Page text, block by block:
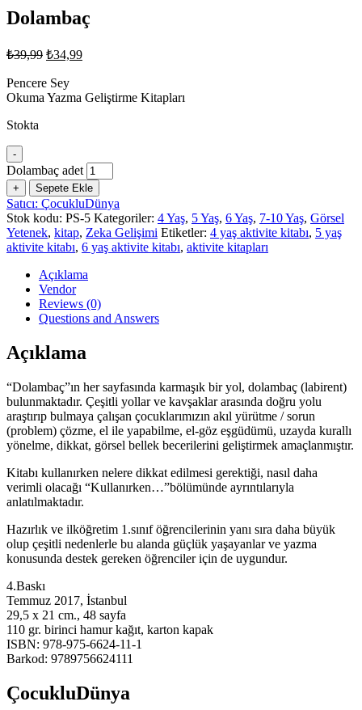
Dolambaç
₺39,99 ₺34,99
Pencere Sey
Okuma Yazma Geliştirme Kitapları
Stokta
-
Dolambaç adet
+ Sepete Ekle
Satıcı: ÇocukluDünya
Stok kodu: PS-5 Kategoriler: 4 Yaş, 5 Yaş, 6 Yaş, 7-10 Yaş, Görsel
Yetenek, kitap, Zeka Gelişimi Etiketler: 4 yaş aktivite kitabı, 5 yaş
aktivite kitabı, 6 yaş aktivite kitabı, aktivite kitapları
Açıklama
Vendor
Reviews (0)
Questions and Answers
Açıklama
“Dolambaç”ın her sayfasında karmaşık bir yol, dolambaç (labirent)
bulunmaktadır. Çeşitli yollar ve kavşaklar arasında doğru yolu
araştırıp bulmaya çalışan çocuklarımızın akıl yürütme / sorun
(problem) çözme, el ile yapabilme, el-göz eşgüdümü, uzayda kurallı
yönelme, dikkat, görsel bellek becerilerini geliştirmek amaçlanmıştır.
Kitabı kullanırken nelere dikkat edilmesi gerektiği, nasıl daha
verimli olacağı “Kullanırken…”bölümünde ayrıntılarıyla
anlatılmaktadır.
Hazırlık ve ilköğretim 1.sınıf öğrencilerinin yanı sıra daha büyük
olup çeşitli nedenlerle bu alanda güçlük yaşayanlar ve yazma
konusunda destek gereken öğrenciler için de uygundur.
4.Baskı
Temmuz 2017, İstanbul
29,5 x 21 cm., 48 sayfa
110 gr. birinci hamur kağıt, karton kapak
ISBN: 978-975-6624-11-1
Barkod: 9789756624111
ÇocukluDünya